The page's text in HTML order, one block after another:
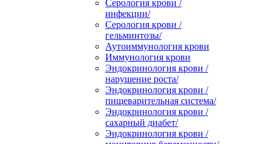
Серология крови /
инфекции/
Серология крови /
гельминтозы/
Аутоиммунология крови
Иммунология крови
Эндокринология крови /
нарушение роста/
Эндокринология крови /
пищеварительная система/
Эндокринология крови /
сахарный диабет/
Эндокринология крови /